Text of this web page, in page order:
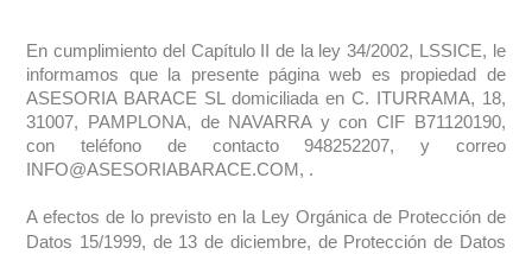
En cumplimiento del Capítulo II de la ley 34/2002, LSSICE, le
informamos que la presente página web es propiedad de
ASESORIA BARACE SLdomiciliada en C. ITURRAMA, 18,
31007, PAMPLONA, de NAVARRA y con CIF B71120190,
con teléfono de contacto 948252207, y correo
INFO@ASESORIABARACE.COM, .
A efectos de lo previsto en la Ley Orgánica de Protección de
Datos 15/1999, de 13 de diciembre, de Protección de Datos